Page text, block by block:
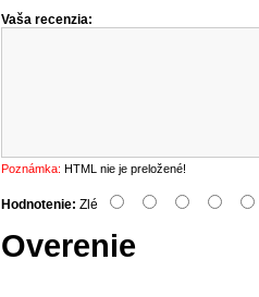
Vaša recenzia:
Poznámka: HTML nie je preložené!
Hodnotenie: Zlé
Overenie